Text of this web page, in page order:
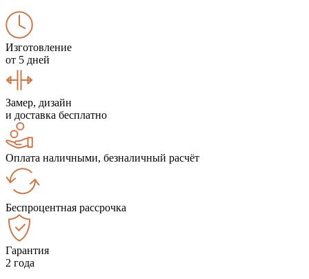
Изготовление
от 5 дней
Замер, дизайн
и доставка бесплатно
Оплата наличными, безналичный расчёт
Беспроцентная рассрочка
Гарантия
2 года